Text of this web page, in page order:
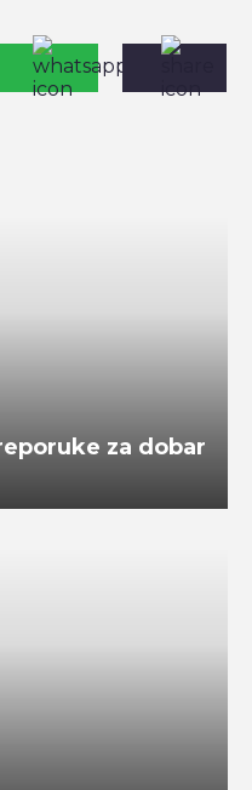
za dobar